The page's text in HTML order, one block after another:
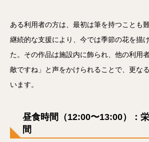
ある利用者の方は、最初は筆を持つことも
継続的な支援により、今では季節の花を描
た。その作品は施設内に飾られ、他の利用
敵ですね」と声をかけられることで、更な
います。
昼食時間（12:00〜13:00）：
間